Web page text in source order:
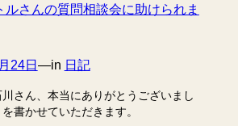
ルさんの質問相談会に助けられま
24日 —in 日記
さん、本当にありがとうございまし
書かせていただきます。